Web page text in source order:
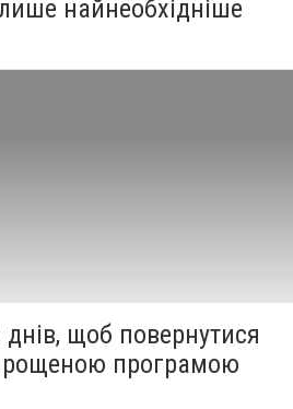
найнеобхідніше
щоб повернутися
програмою